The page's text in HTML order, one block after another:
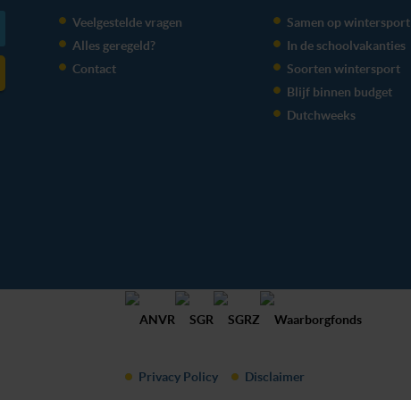
Veelgestelde vragen
Alles geregeld?
Contact
Samen op wintersport
In de schoolvakanties
Soorten wintersport
Blijf binnen budget
Dutchweeks
Privacy Policy Disclaimer